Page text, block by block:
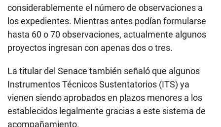
considerablemente el número de observaciones a
los expedientes. Mientras antes podían formularse
hasta 60 o 70 observaciones, actualmente algunos
proyectos ingresan con apenas dos o tres.
La titular del Senace también señaló que algunos
Instrumentos Técnicos Sustentatorios (ITS) ya
vienen siendo aprobados en plazos menores a los
establecidos legalmente gracias a este sistema de
acompañamiento.